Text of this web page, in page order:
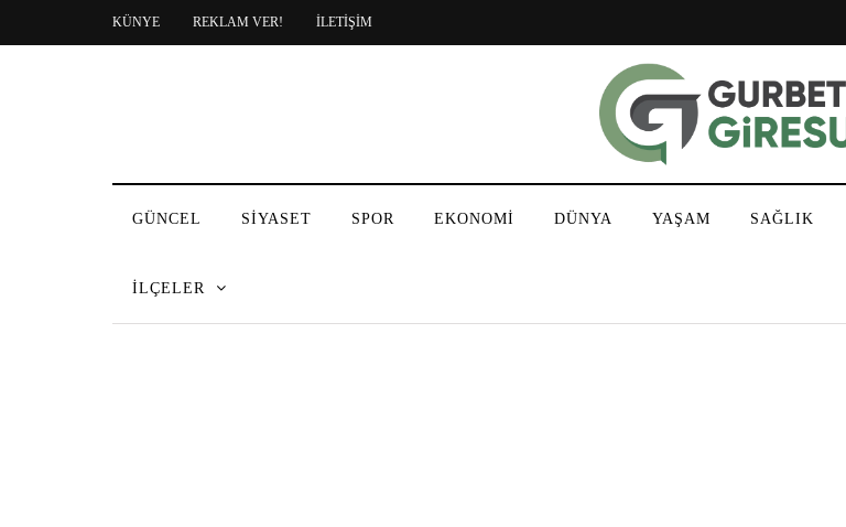
KÜNYE REKLAM VER! İLETİŞİM
GÜNCEL SİYASET SPOR EKONOMİ DÜNYA YAŞAM SAĞLIK
İLÇELER